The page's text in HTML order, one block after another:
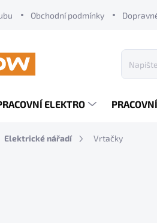
Obchodní podmínky
ELEKTRO
Elektrické nářadí Vrtačky